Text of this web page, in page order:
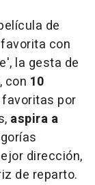
de
con
la gesta de
con 10
por
aspira a
dirección,
de reparto.